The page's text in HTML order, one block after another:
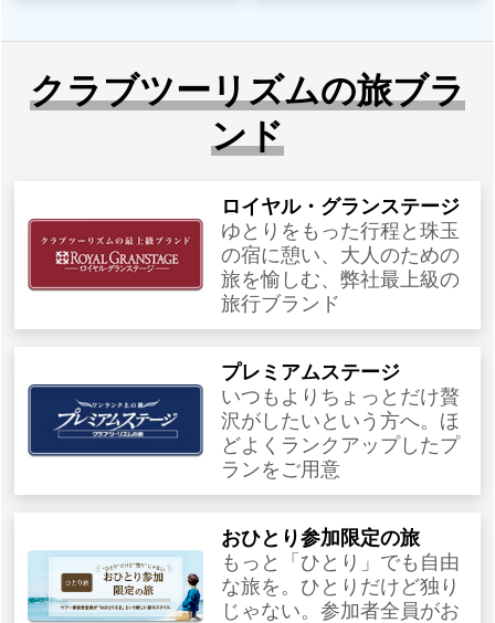
クラブツーリズムの旅ブラ
ンド
ロイヤル・グランステージ
ゆとりをもった行程と珠玉
の宿に憩い、大人のための
旅を愉しむ、弊社最上級の
旅行ブランド
プレミアムステージ
いつもよりちょっとだけ贅
沢がしたいという方へ。ほ
どよくランクアップしたプ
ランをご用意
おひとり参加限定の旅
もっと「ひとり」でも自由
な旅を。ひとりだけど独り
じゃない。参加者全員がお